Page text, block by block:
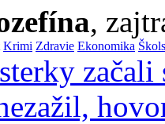
,
Krimi Zdravie Ekonomika